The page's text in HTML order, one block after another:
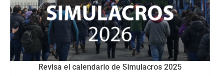
Revisa el calendario de Simulacros 2025